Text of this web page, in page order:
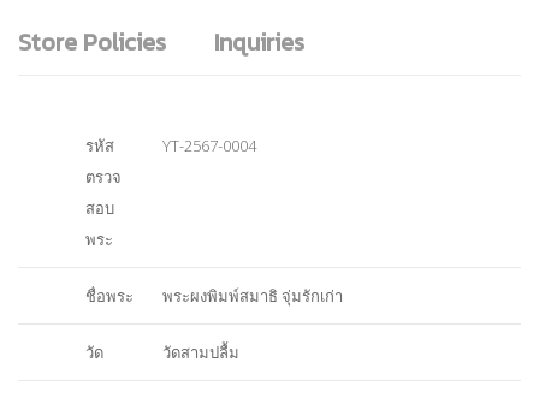
Store Policies
Inquiries
รหัส
ตรวจ
สอบ
พระ
YT-2567-0004
ชื่อพระ พระผงพิมพ์สมาธิ จุ่มรักเก่า
วัด วัดสามปลื้ม